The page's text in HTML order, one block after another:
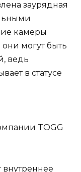
заурядная
камеры
могут быть
ведь
в статусе
внутреннее